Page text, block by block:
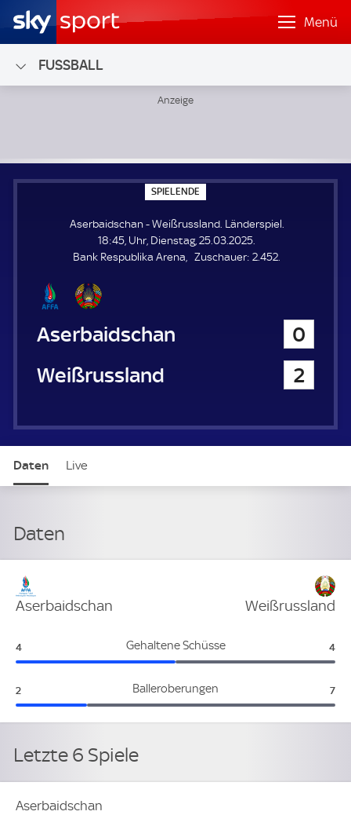
Menü
FUSSBALL
SPIELENDE
P
E
L
E
N
Aserbaidschan - Weißrussland. Länderspiel.
18:45, Uhr, Dienstag, 25.03.2025.
Bank Respublika Arena
Zuschauer: Z
2.452.
Aserbaidschan
0
Weißrussland
2
Daten Live
Daten
Aserbaidschan Weißrussland
Gehaltene Schüsse
Aserbaidschan:
4 4
Balleroberungen
Aserbaidschan:
2 7
Letzte 6 Spiele
Aserbaidschan